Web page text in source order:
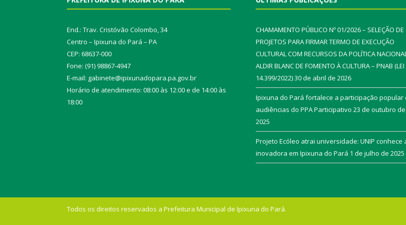
End.: Trav. Cristóvão Colombo, 34
Centro – Ipixuna do Pará – PA
CEP: 68637-000
Fone: (91) 98867-4947
E-mail: gabinete@ipixunadopara.pa.gov.br
Horário de atendimento: 08:00 às 12:00 e de 14:00 às
18:00
CHAMAMENTO PÚBLICO Nº 01/2026 – SELEÇÃO DE
PROJETOS PARA FIRMAR TERMO DE EXECUÇÃO
CULTURAL COM RECURSOS DA POLÍTICA
ALDIR BLANC DE FOMENTO À CULTURA – PNAB (LEI
14.399/2022)30 de abril de 2026
Ipixuna do Pará fortalece a participação popular
audiências do PPA Participativo 23 de outubro de
2025
Projeto Ecóleo atrai universidade: UNIP conhece
inovadora em Ipixuna do Pará 1 de julho de 2025
Todos os direitos reservados a Prefeitura Municipal de Ipixuna do Pará.